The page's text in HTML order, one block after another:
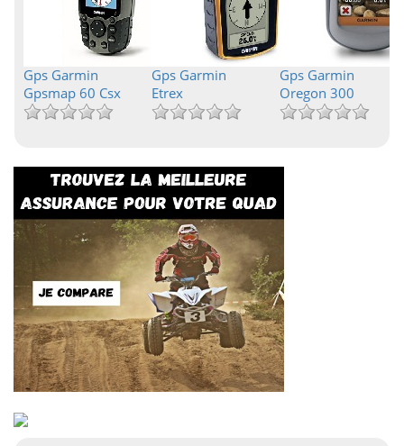
Gps Garmin
Gpsmap 60 Csx
Gps Garmin
Etrex
Gps Garmin
Oregon 300